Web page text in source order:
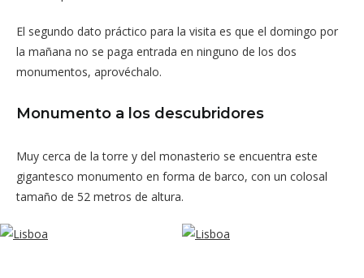
El segundo dato práctico para la visita es que el domingo por
la mañana no se paga entrada en ninguno de los dos
monumentos, aprovéchalo.
Monumento a los descubridores
Muy cerca de la torre y del monasterio se encuentra este
gigantesco monumento en forma de barco, con un colosal
tamaño de 52 metros de altura.